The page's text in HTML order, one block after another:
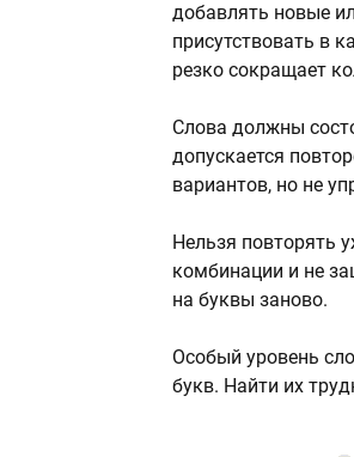
добавлять новые
присутствовать в
резко сокращает
Слова должны
допускается
вариантов, но не
Нельзя повторять
комбинации и не
на буквы заново.
Особый уровень
букв. Найти их